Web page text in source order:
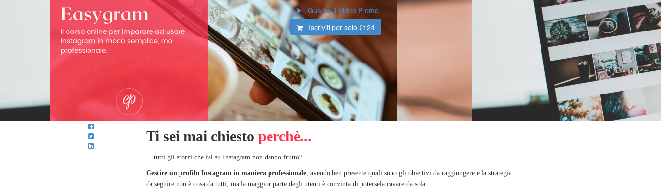
Guarda il Video Promo
Iscriviti per solo €124
Ti sei mai chiesto perchè...
... tutti gli sforzi che fai su Instagram non danno frutto?
Gestire un profilo Instagram in maniera professionale, avendo ben presente quali sono gli obiettivi da raggiungere e la strategia
da seguire non è cosa da tutti, ma la maggior parte degli utenti è convinta di potersela cavare da sola.